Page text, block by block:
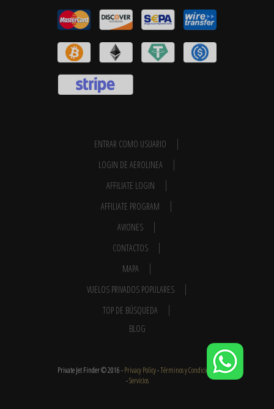
ENTRAR COMO USUARIO
LOGIN DE AEROLINEA
AFFILIATE LOGIN
AFFILIATE PROGRAM
AVIONES
CONTACTOS
MAPA
VUELOS PRIVADOS POPULARES
TOP DE BÚSQUEDA
BLOG
Private Jet Finder © 2016 -Privacy Policy-Términos y Condiciones
-Servicios